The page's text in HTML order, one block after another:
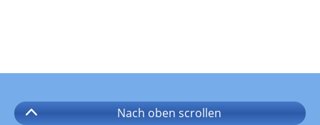
Nach oben scrollen